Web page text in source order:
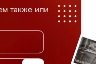
также или